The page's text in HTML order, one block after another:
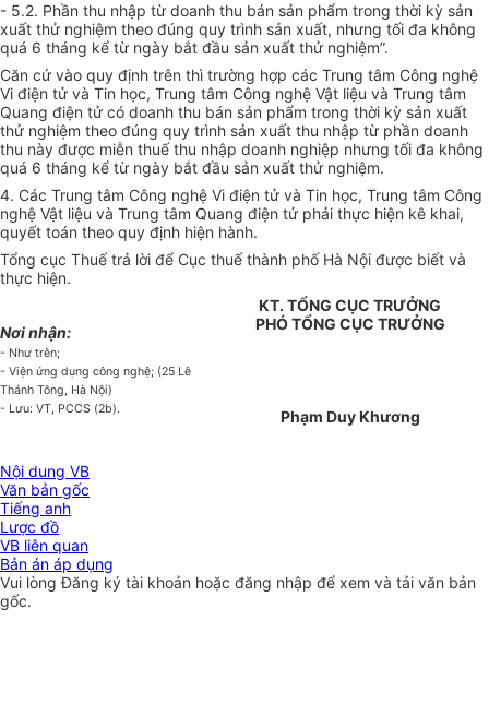
- 5.2. Phần thu nhập từ doanh thu bán sản phẩm trong thời kỳ sản
xuất thử nghiệm theo đúng quy trình sản xuất, nhưng tối đa không
quá 6 tháng kể từ ngày bắt đầu sản xuất thử nghiệm”.
Căn cứ vào quy định trên thì trường hợp các Trung tâm Công nghệ
Vi điện tử và Tin học, Trung tâm Công nghệ Vật liệu và Trung tâm
Quang điện tử có doanh thu bán sản phẩm trong thời kỳ sản xuất
thử nghiệm theo đúng quy trình sản xuất thu nhập từ phần doanh
thu này được miễn thuế thu nhập doanh nghiệp nhưng tối đa không
quá 6 tháng kể từ ngày bắt đầu sản xuất thử nghiệm.
4. Các Trung tâm Công nghệ Vi điện tử và Tin học, Trung tâm Công
nghệ Vật liệu và Trung tâm Quang điện tử phải thực hiện kê khai,
quyết toán theo quy định hiện hành.
Tổng cục Thuế trả lời để Cục thuế thành phố Hà Nội được biết và
thực hiện.
Nơi nhận:
- Như trên;
- Viện ứng dụng công nghệ; (25 Lê
Thánh Tông, Hà Nội)
- Lưu: VT, PCCS (2b).
KT. TỔNG CỤC TRƯỞNG
PHÓ TỔNG CỤC TRƯỞNG
Phạm Duy Khương
Nội dung VB
Văn bản gốc
Tiếng anh
Lược đồ
VB liên quan
Bản án áp dụng
Vui lòngĐăng ký tài khoản hoặc đăng nhập để xem và tải văn bản
gốc.